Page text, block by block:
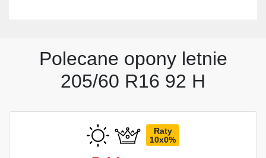
Polecane opony letnie
205/60 R16 92 H
Raty
10x0%